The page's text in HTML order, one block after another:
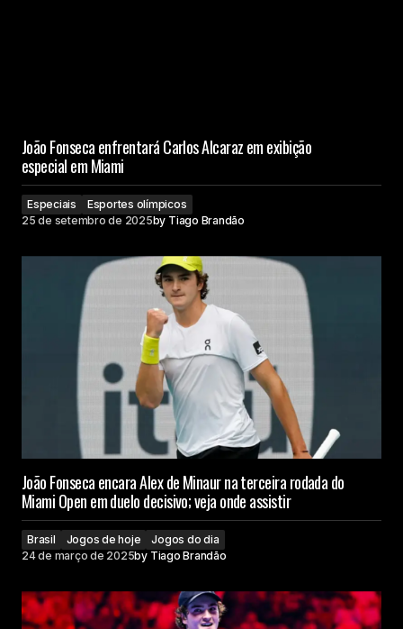
João Fonseca enfrentará Carlos Alcaraz em exibição
especial em Miami
Especiais
Esportes olímpicos
25 de setembro de 2025by Tiago Brandão
João Fonseca encara Alex de Minaur na terceira rodada do
Miami Open em duelo decisivo; veja onde assistir
Brasil Jogos de hoje
Jogos do dia
24 de março de 2025by Tiago Brandão